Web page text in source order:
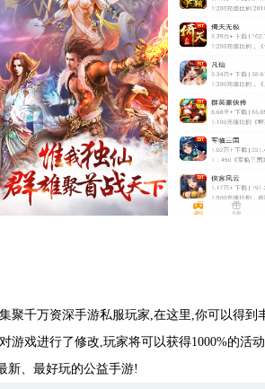
聚千万资深手游私服玩家,在这里,你可以得
游戏进行了修改,玩家将可以获得1000%的活
新、最好玩的公益手游!